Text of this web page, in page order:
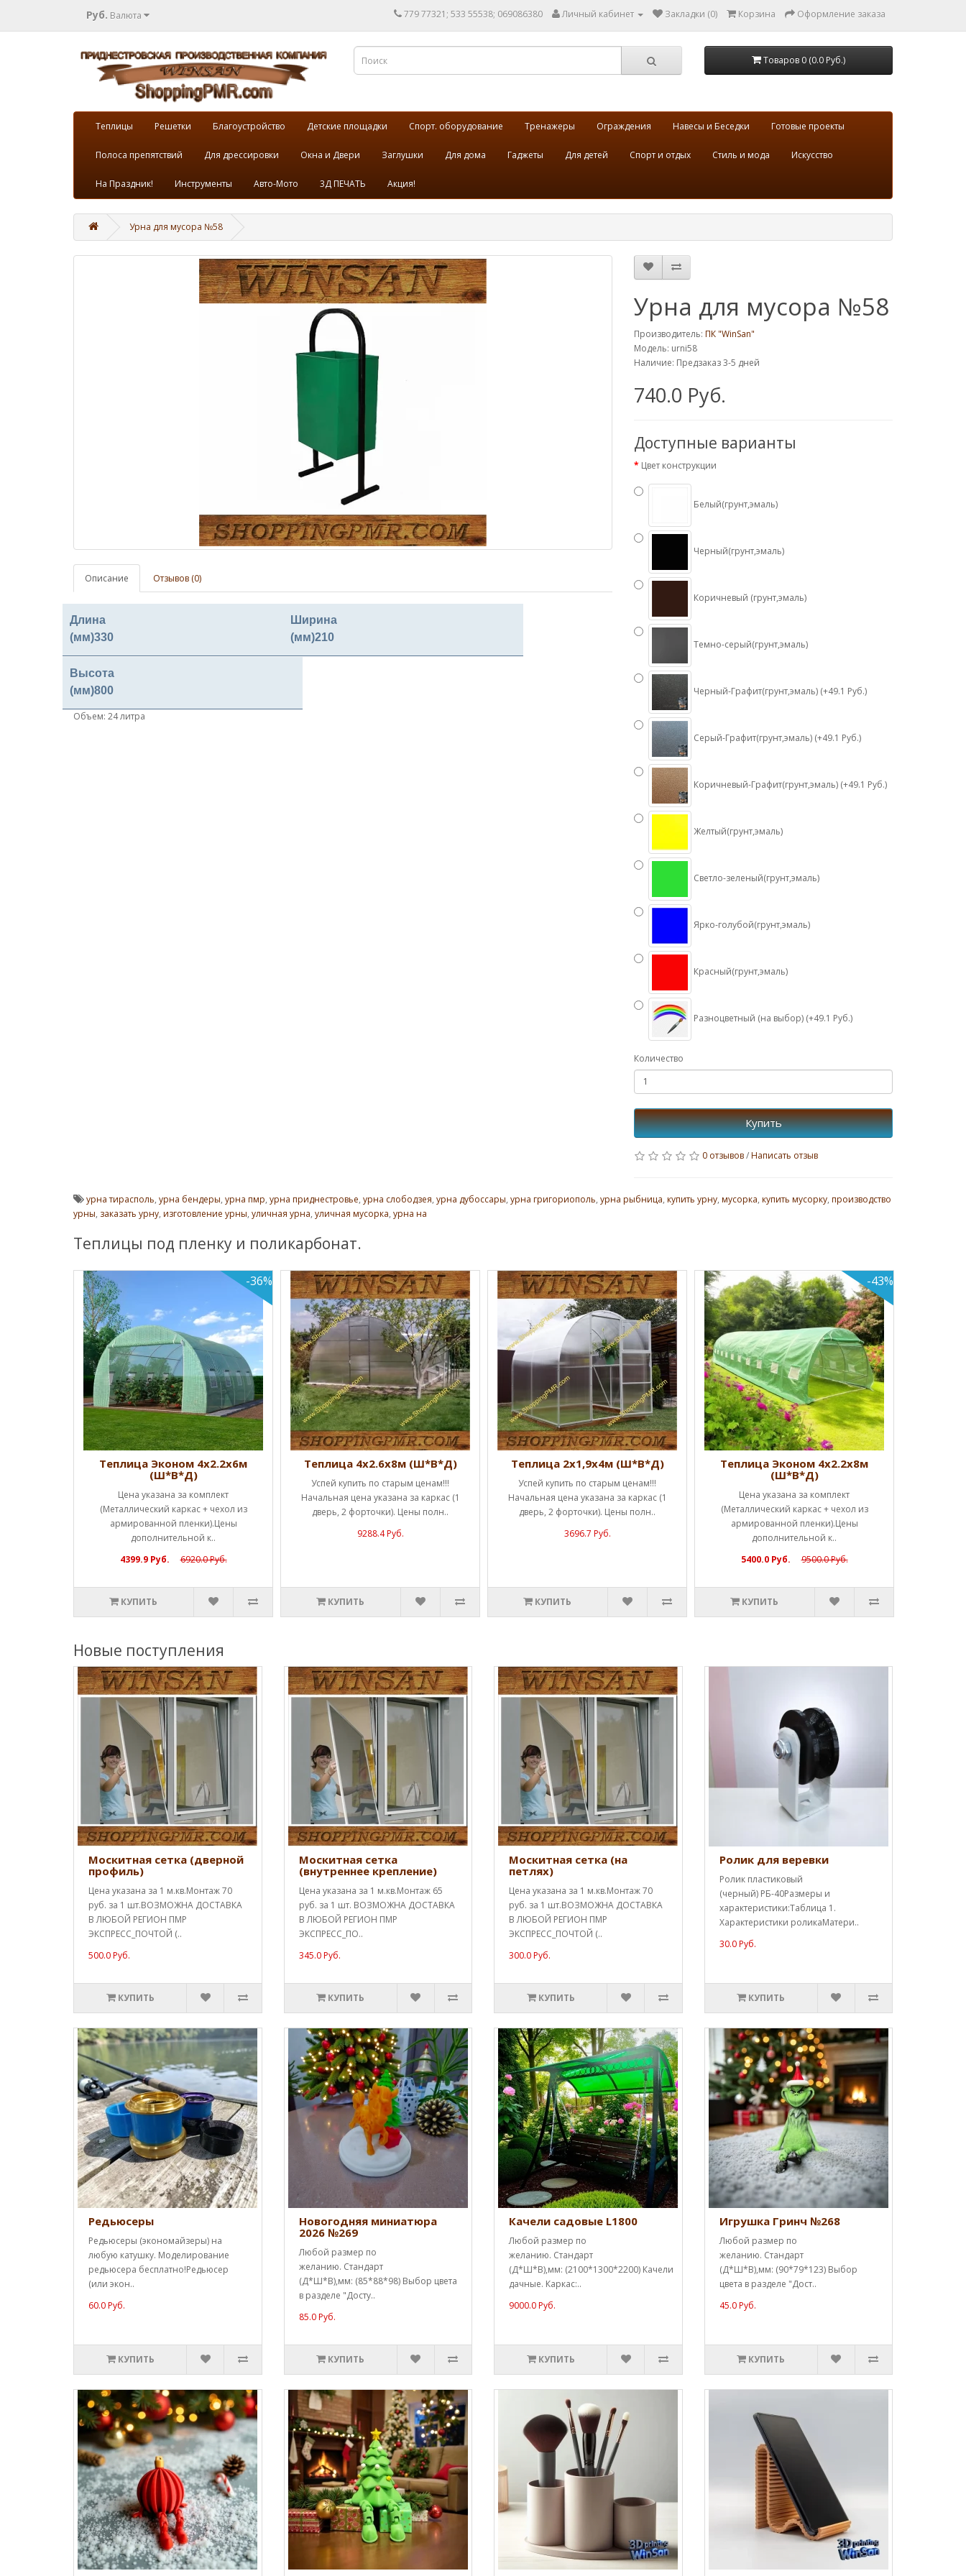
Руб. Валюта 779 77321; 533 55538; 069086380 Личный кабинет Закладки (0) Корзина Оформление заказа
Товаров 0 (0.0 Руб.)
Теплицы Решетки Благоустройство Детские площадки Спорт. оборудование Тренажеры Ограждения Навесы и Беседки Готовые проекты
Полоса препятствий Для дрессировки Окна и Двери Заглушки Для дома Гаджеты Для детей Спорт и отдых Стиль и мода Искусство
На Праздник! Инструменты Авто-Мото 3Д ПЕЧАТЬ Акция!
Урна для мусора №58
Описание Отзывов (0)
Длина
(мм)330
Ширина
(мм)210
Высота
(мм)800
Объем: 24 литра
Урна для мусора №58
Производитель: ПК "WinSan"
Модель: urni58
Наличие: Предзаказ 3-5 дней
740.0 Руб.
Доступные варианты
Цвет конструкции
Белый(грунт,эмаль)
Черный(грунт,эмаль)
Коричневый (грунт,эмаль)
Темно-серый(грунт,эмаль)
Черный-Графит(грунт,эмаль) (+49.1 Руб.)
Серый-Графит(грунт,эмаль) (+49.1 Руб.)
Коричневый-Графит(грунт,эмаль) (+49.1 Руб.)
Желтый(грунт,эмаль)
Светло-зеленый(грунт,эмаль)
Ярко-голубой(грунт,эмаль)
Красный(грунт,эмаль)
Разноцветный (на выбор) (+49.1 Руб.)
Количество
Купить
0 отзывов/Написать отзыв
урна тирасполь, урна бендеры, урна пмр, урна приднестровье, урна слободзея, урна дубоссары, урна григориополь, урна рыбница, купить урну, мусорка, купить мусорку, производство
урны, заказать урну, изготовление урны, уличная урна, уличная мусорка, урна на
Теплицы под пленку и поликарбонат.
Теплица Эконом 4х2.2х6м
(Ш*В*Д)
Цена указана за комплект
(Металлический каркас + чехол из
армированной пленки).Цены
дополнительной к..
4399.9 Руб.
6920.0 Руб.
КУПИТЬ
-36%
Теплица 4х2.6х8м (Ш*В*Д)
Успей купить по старым ценам!!!
Начальная цена указана за каркас (1
дверь, 2 форточки). Цены полн..
9288.4 Руб.
КУПИТЬ
Теплица 2х1,9х4м (Ш*В*Д)
Успей купить по старым ценам!!!
Начальная цена указана за каркас (1
дверь, 2 форточки). Цены полн..
3696.7 Руб.
КУПИТЬ
Теплица Эконом 4х2.2х8м
(Ш*В*Д)
Цена указана за комплект
(Металлический каркас + чехол из
армированной пленки).Цены
дополнительной к..
5400.0 Руб.
9500.0 Руб.
КУПИТЬ
-43%
Новые поступления
Москитная сетка (дверной
профиль)
Цена указана за 1 м.кв.Монтаж 70
руб. за 1 шт.ВОЗМОЖНА ДОСТАВКА
В ЛЮБОЙ РЕГИОН ПМР
ЭКСПРЕСС_ПОЧТОЙ (..
500.0 Руб.
КУПИТЬ
Москитная сетка
(внутреннее крепление)
Цена указана за 1 м.кв.Монтаж 65
руб. за 1 шт. ВОЗМОЖНА ДОСТАВКА
В ЛЮБОЙ РЕГИОН ПМР
ЭКСПРЕСС_ПО..
345.0 Руб.
КУПИТЬ
Москитная сетка (на
петлях)
Цена указана за 1 м.кв.Монтаж 70
руб. за 1 шт.ВОЗМОЖНА ДОСТАВКА
В ЛЮБОЙ РЕГИОН ПМР
ЭКСПРЕСС_ПОЧТОЙ (..
300.0 Руб.
КУПИТЬ
Ролик для веревки
Ролик пластиковый
(черный) РБ-40Размеры и
характеристики:Таблица 1.
Характеристики роликаМатери..
30.0 Руб.
КУПИТЬ
Редьюсеры
Редьюсеры (экономайзеры) на
любую катушку. Моделирование
редьюсера бесплатно!Редьюсер
(или экон..
60.0 Руб.
КУПИТЬ
Новогодняя миниатюра
2026 №269
Любой размер по
желанию. Стандарт
(Д*Ш*В),мм: (85*88*98) Выбор цвета
в разделе "Досту..
85.0 Руб.
КУПИТЬ
Качели садовые L1800
Любой размер по
желанию. Стандарт
(Д*Ш*В),мм: (2100*1300*2200) Качели
дачные. Каркас:..
9000.0 Руб.
КУПИТЬ
Игрушка Гринч №268
Любой размер по
желанию. Стандарт
(Д*Ш*В),мм: (90*79*123) Выбор
цвета в разделе "Дост..
45.0 Руб.
КУПИТЬ